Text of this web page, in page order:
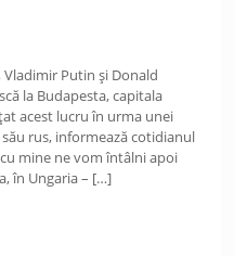
Putin și Donald
la Budapesta, capitala
acest lucru în urma unei
rus, informează cotidianul
mine ne vom întâlni apoi
în Ungaria – […]